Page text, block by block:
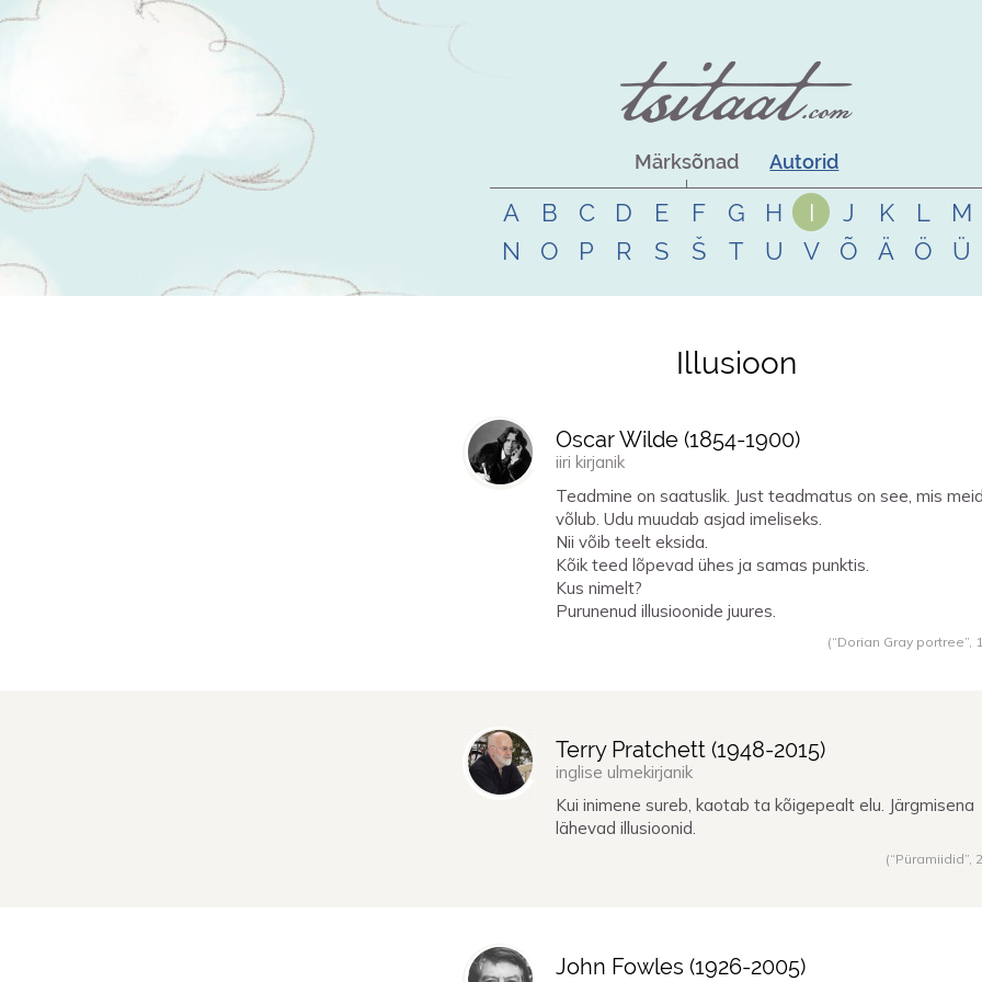
Märksõnad Autorid
A B C D E F G H I J K L
M
N
O P R S Š T U V Õ Ä Ö Ü
Illusioon
Oscar Wilde (1854-1900)
iiri kirjanik
Teadmine on saatuslik. Just teadmatus on see, mis meid
võlub. Udu muudab asjad imeliseks.
Nii võib teelt eksida.
Kõik teed lõpevad ühes ja samas punktis.
Kus nimelt?
Purunenud illusioonide juures.
(“Dorian Gray portree”,
Terry Pratchett (1948-2015)
inglise ulmekirjanik
Kui inimene sureb, kaotab ta kõigepealt elu. Järgmisena
lähevad illusioonid.
(“Püramiidid”,
John Fowles (1926-2005)